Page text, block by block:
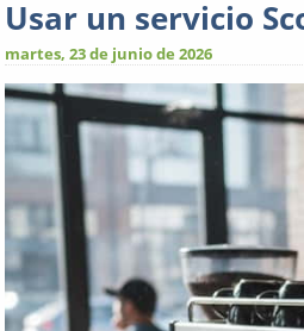
Usar un servicio
martes, 23 de junio de 2026